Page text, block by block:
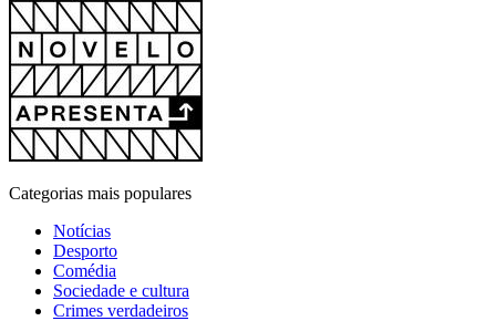
Categorias mais populares
Notícias
Desporto
Comédia
Sociedade e cultura
Crimes verdadeiros